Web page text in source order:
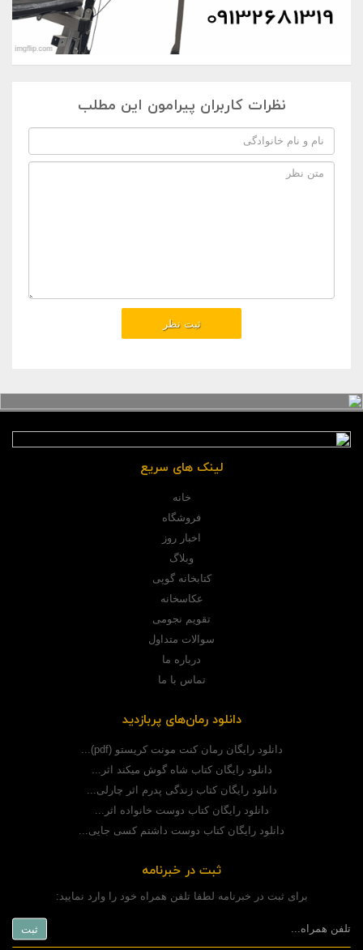
نظرات کاربران پیرامون این مطلب
لینک های سریع
خانه
فروشگاه
اخبار روز
وبلاگ
کتابخانه گوپی
عکاسخانه
تقویم نجومی
سوالات متداول
درباره ما
تماس با ما
دانلود رمان‌های پربازدید
دانلود رایگان رمان کنت مونت کریستو (pdf)...
دانلود رایگان کتاب شاه گوش میکند اثر...
دانلود رایگان کتاب زندگی پدرم اثر چارلی...
دانلود رایگان کتاب دوست خانواده اثر...
دانلود رایگان کتاب دوست داشتم کسی جایی...
ثبت در خبرنامه
برای ثبت در خبرنامه لطفا تلفن همراه خود را وارد نمایید: